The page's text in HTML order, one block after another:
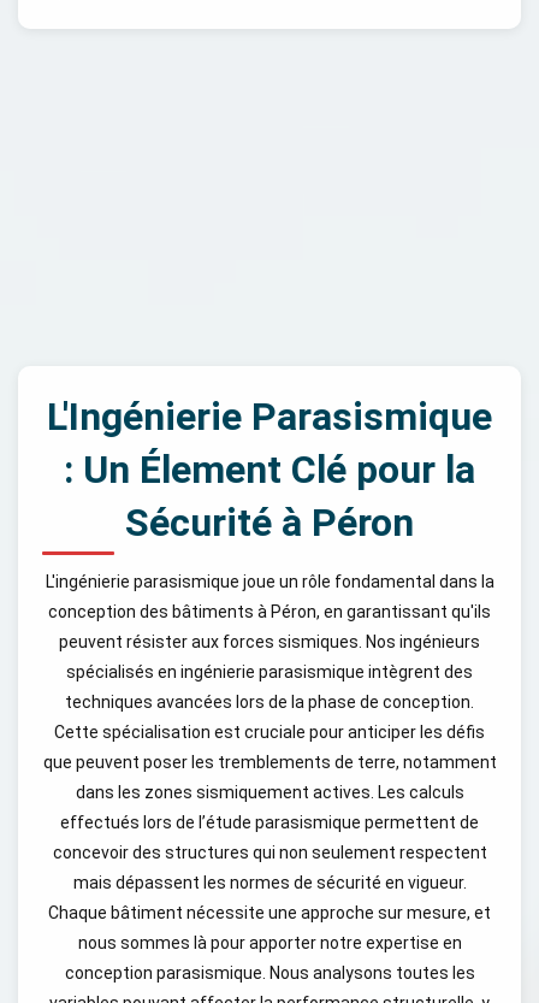
L'Ingénierie Parasismique
: Un Élement Clé pour la
Sécurité à Péron
L'ingénierie parasismique joue un rôle fondamental dans la
conception des bâtiments à Péron, en garantissant qu'ils
peuvent résister aux forces sismiques. Nos ingénieurs
spécialisés en ingénierie parasismique intègrent des
techniques avancées lors de la phase de conception.
Cette spécialisation est cruciale pour anticiper les défis
que peuvent poser les tremblements de terre, notamment
dans les zones sismiquement actives. Les calculs
effectués lors de l’étude parasismique permettent de
concevoir des structures qui non seulement respectent
mais dépassent les normes de sécurité en vigueur.
Chaque bâtiment nécessite une approche sur mesure, et
nous sommes là pour apporter notre expertise en
conception parasismique. Nous analysons toutes les